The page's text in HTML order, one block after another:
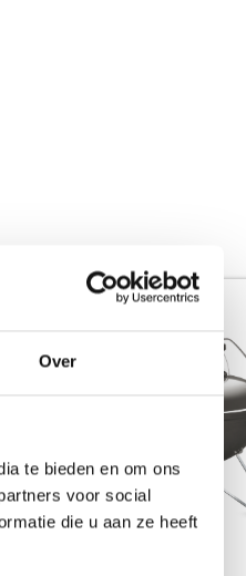
Over
te bieden en om ons
voor social
die u aan ze heeft